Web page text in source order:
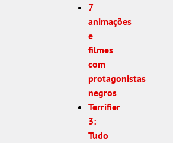
7
animações
e
filmes
com
protagonistas
negros
Terrifier
3:
Tudo